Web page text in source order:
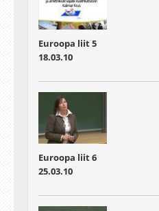
Euroopa liit 5
18.03.10
Euroopa liit 6
25.03.10